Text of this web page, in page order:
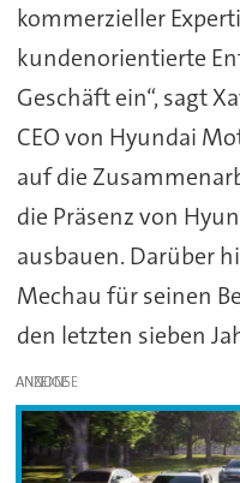
kommerzieller
kundenorientierte
Geschäft ein“, sagt
CEO von Hyundai
auf die
die Präsenz von
ausbauen. Darüber
Mechau für seinen
den letzten sieben
ANZEIGE